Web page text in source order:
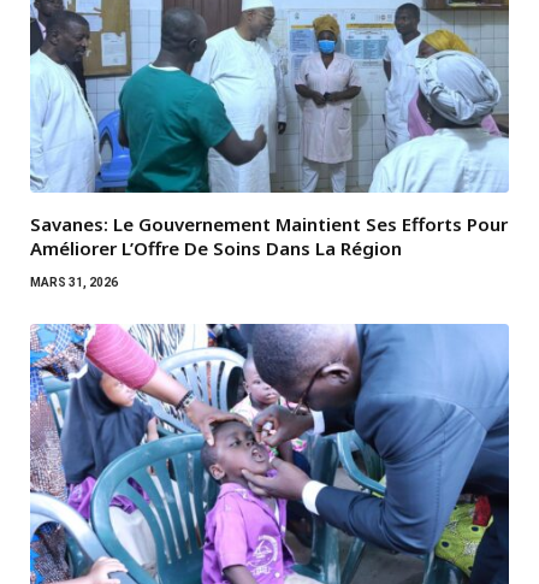
Savanes: Le Gouvernement Maintient Ses Efforts Pour
Améliorer L’Offre De Soins Dans La Région
MARS 31, 2026